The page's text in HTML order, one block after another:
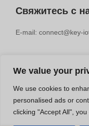
We value your
We use cookies to
personalised ads or
clicking "Accept All",
Свяжитесь с
E-mail: connect@key-
© 2019-2025 KEY-IOT